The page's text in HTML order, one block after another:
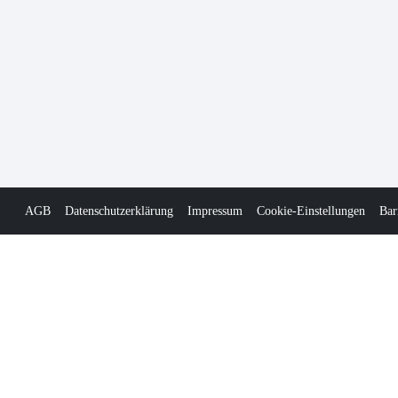
AGB Datenschutzerklärung Impressum Cookie-Einstellungen